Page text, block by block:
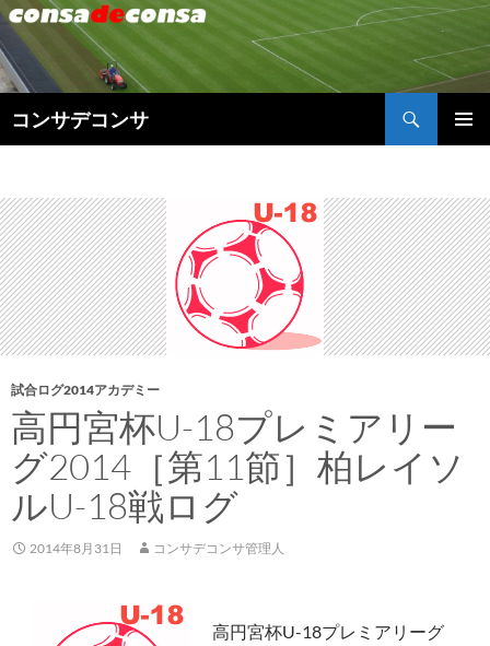
コンサデコンサ
索
ン
ツ
へ
ス
キ
ッ
プ
試合ログ2014アカデミー
高円宮杯U-18プレミアリー
グ2014［第11節］柏レイソ
ルU-18戦ログ
2014年8月31日 コンサデコンサ管理人
高円宮杯U-18プレミアリーグ